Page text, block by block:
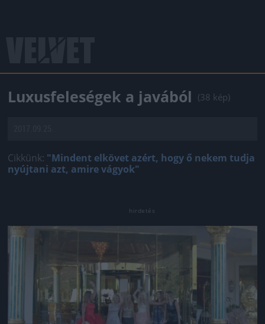
Luxusfeleségek a javából (38 kép)
Cikkünk: "Mindent elkövet azért, hogy ő nekem tudja
nyújtani azt, amire vágyok"
Jön még kép!